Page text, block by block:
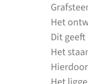
Het
Dit
Het